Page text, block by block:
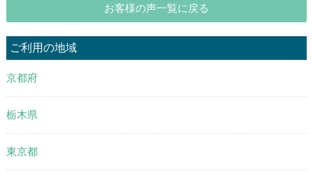
お客様の声一覧に戻る
ご利用の地域
京都府
栃木県
東京都